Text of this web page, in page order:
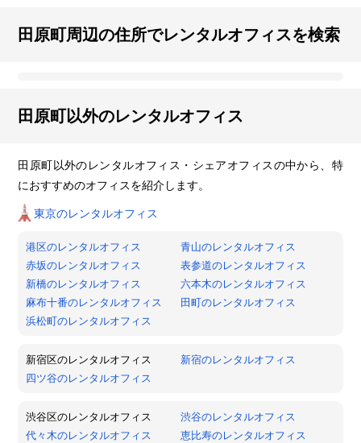
田原町周辺の住所でレンタルオフィスを検索
田原町以外のレンタルオフィス
田原町以外のレンタルオフィス・シェアオフィスの中から、特
におすすめのオフィスを紹介します。
東京のレンタルオフィス
港区のレンタルオフィス
青山のレンタルオフィス
赤坂のレンタルオフィス
表参道のレンタルオフィス
新橋のレンタルオフィス
六本木のレンタルオフィス
麻布十番のレンタルオフィス
田町のレンタルオフィス
浜松町のレンタルオフィス
新宿区のレンタルオフィス
新宿のレンタルオフィス
四ツ谷のレンタルオフィス
渋谷区のレンタルオフィス
渋谷のレンタルオフィス
代々木のレンタルオフィス
恵比寿のレンタルオフィス